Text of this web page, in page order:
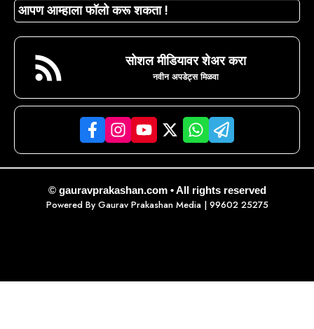
आपण आम्हाला फॉलो करू शकता !
सोशल मीडियावर शेअर करा
नवीन अपडेट्स मिळवा
© gauravprakashan.com • All rights reserved
Powered By Gaurav Prakashan Media| 99602 25275